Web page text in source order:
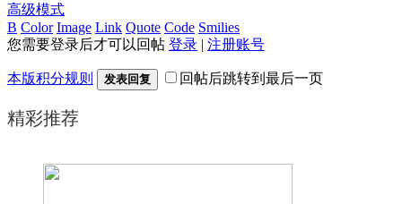
高级模式
B Color Image Link Quote Code Smilies
您需要登录后才可以回帖 登录 | 注册账号
本版积分规则 发表回复 回帖后跳转到最后一页
精彩推荐